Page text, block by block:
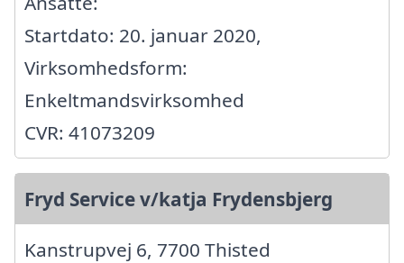
Startdato: 20. januar 2020,
Virksomhedsform:
Enkeltmandsvirksomhed
CVR: 41073209
Fryd Service v/katja Frydensbjerg
Kanstrupvej 6, 7700 Thisted